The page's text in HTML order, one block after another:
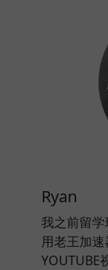
Ryan
我之前留
用老王加
YOUTUBE